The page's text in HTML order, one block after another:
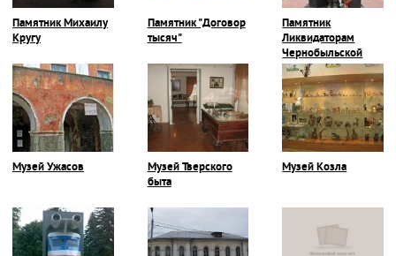
Памятник Михаилу
Кругу
Памятник "Договор
тысяч"
Памятник
Ликвидаторам
Чернобыльской
катастрофы
Музей Ужасов
Музей Тверского
быта
Музей Козла